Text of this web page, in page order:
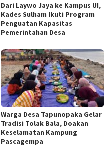
Dari Laywo Jaya ke Kampus UI,
Kades Sulham Ikuti Program
Penguatan Kapasitas
Pemerintahan Desa
Warga Desa Tapunopaka Gelar
Tradisi Tolak Bala, Doakan
Keselamatan Kampung
Pascagempa